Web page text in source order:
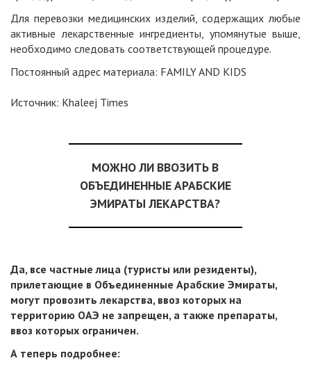
Для перевозки медицинских изделий, содержащих любые
активные лекарственные ингредиенты, упомянутые выше,
необходимо следовать соответствующей процедуре.
Постоянный адрес материала: FAMILY AND KIDS
Источник: Khaleej Times
МОЖНО ЛИ ВВОЗИТЬ В
ОБЪЕДИНЕННЫЕ АРАБСКИЕ
ЭМИРАТЫ ЛЕКАРСТВА?
Да, все частные лица (туристы или резиденты),
прилетающие в Объединенные Арабские Эмираты,
могут провозить лекарства, ввоз которых на
территорию ОАЭ не запрещен, а также препараты,
ввоз которых ограничен.
А теперь подробнее: